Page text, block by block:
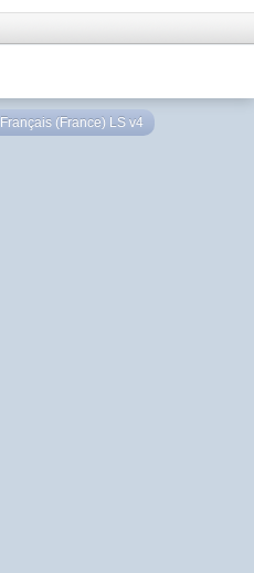
Français (France) LS v4